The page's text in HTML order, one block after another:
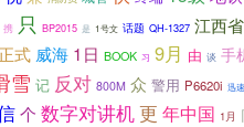
携 只 BP2015 是 1号文 话题 QH-1327 江西省
正式 威海 1日 BOOK 习 9月 由 谈 手
雪 记 反对 800M 众 警用 P6620i 迅速
个 数字对讲机更 年中国 1月